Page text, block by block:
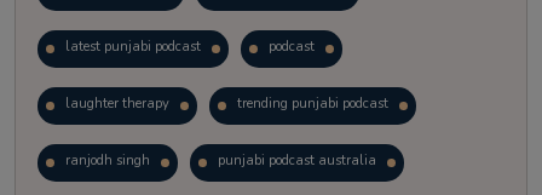
latest punjabi podcast podcast
laughter therapy trending punjabi podcast
ranjodh singh punjabi podcast australia